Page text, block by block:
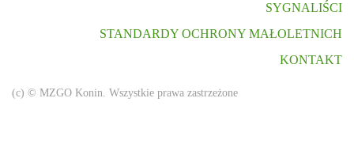
SYGNALIŚCI
STANDARDY OCHRONY MAŁOLETNICH
KONTAKT
(c) © MZGO Konin. Wszystkie prawa zastrzeżone